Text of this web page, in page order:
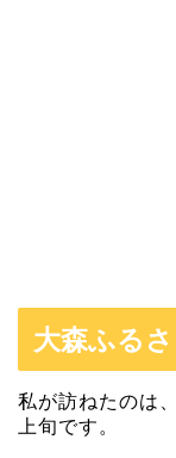
大森ふる
私が訪ねたのは
上旬です。